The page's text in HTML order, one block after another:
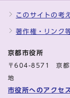
このサイトの考
著作権・リンク
京都市役所
〒604-8571 京都
地
市役所へのアクセ